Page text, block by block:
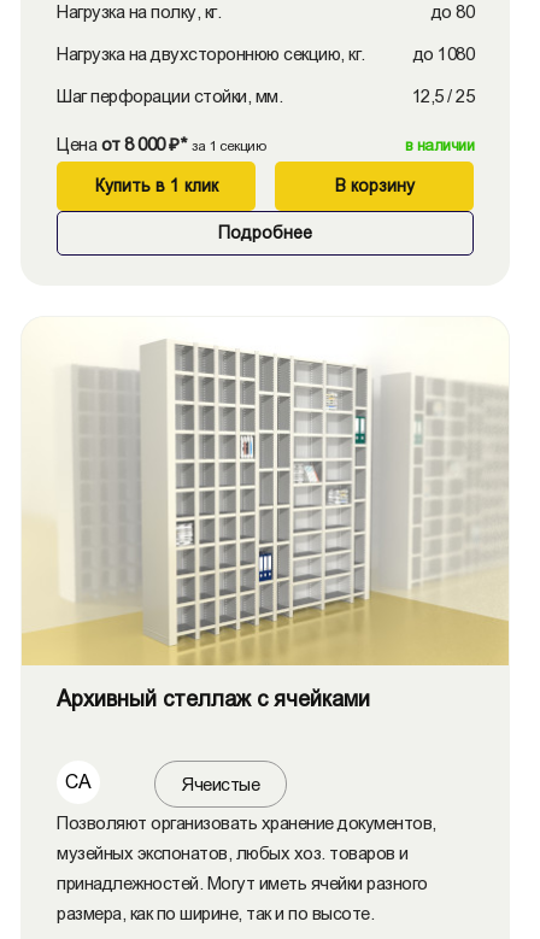
Нагрузка на полку, кг. до 80
Нагрузка на двухстороннюю секцию, кг. до 1080
Шаг перфорации стойки, мм. 12,5 / 25
Цена от 8 000 ₽* за 1 секцию в наличии
Купить в 1 клик В корзину
Подробнее
Архивный стеллаж с ячейками
СА
Ячеистые
Позволяют организовать хранение документов,
музейных экспонатов, любых хоз. товаров и
принадлежностей. Могут иметь ячейки разного
размера, как по ширине, так и по высоте.